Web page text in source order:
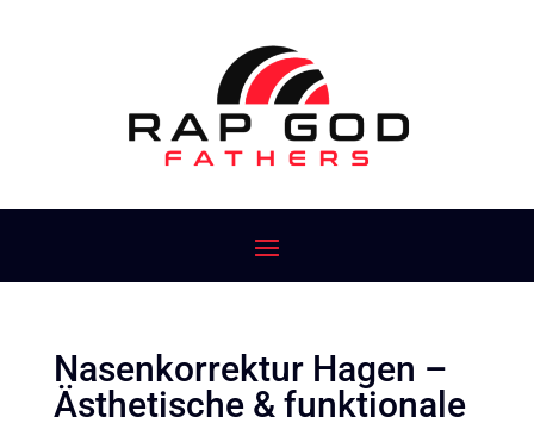
Nasenkorrektur Hagen –
Ästhetische & funktionale